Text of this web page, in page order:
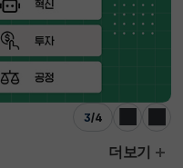
3/4
이전 다음